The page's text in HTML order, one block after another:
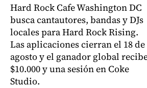
Hard Rock Cafe Washington DC
busca cantautores, bandas y DJs
locales para Hard Rock Rising.
Las aplicaciones cierran el 18 de
agosto y el ganador global
$10.000 y una sesión en Coke
Studio.